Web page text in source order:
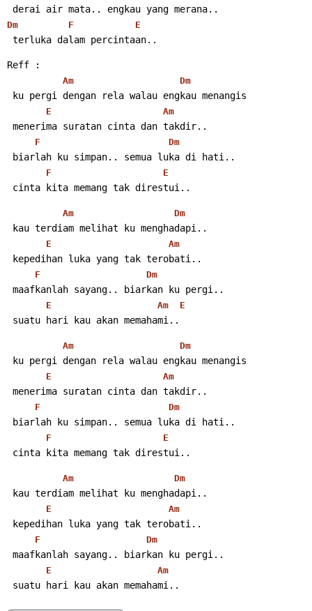
derai air mata.. engkau yang merana..
Dm F E
terluka dalam percintaan..
Reff :
Am Dm
ku pergi dengan rela walau engkau menangis
E Am
menerima suratan cinta dan takdir..
F Dm
biarlah ku simpan.. semua luka di hati..
F E
cinta kita memang tak direstui..
Am Dm
kau terdiam melihat ku menghadapi..
E Am
kepedihan luka yang tak terobati..
F Dm
maafkanlah sayang.. biarkan ku pergi..
E Am E
suatu hari kau akan memahami..
Am Dm
ku pergi dengan rela walau engkau menangis
E Am
menerima suratan cinta dan takdir..
F Dm
biarlah ku simpan.. semua luka di hati..
F E
cinta kita memang tak direstui..
Am Dm
kau terdiam melihat ku menghadapi..
E Am
kepedihan luka yang tak terobati..
F Dm
maafkanlah sayang.. biarkan ku pergi..
E Am
suatu hari kau akan memahami..